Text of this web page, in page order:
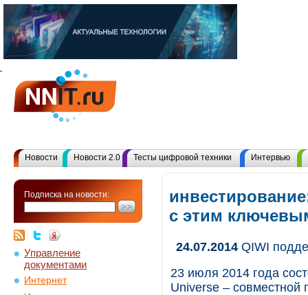
Новости Новости 2.0 Тесты цифровой техники Интервью
Подписка на новости:
Управление
документами
Интернет
с этим
24.07.2014 QIWI
23 июля 2014 года
Universe – совместной